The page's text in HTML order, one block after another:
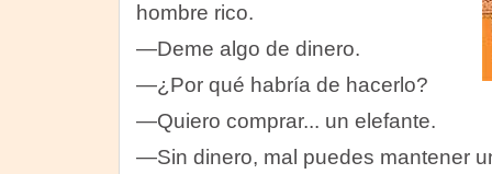
hombre rico.
—Deme algo de dinero.
—¿Por qué habría de hacerlo?
—Quiero comprar... un elefante.
—Sin dinero, mal puedes mantener